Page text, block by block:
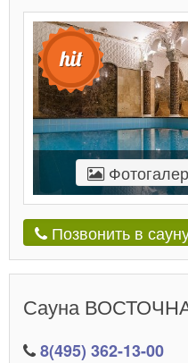
Позвонить в
Сауна
8(495) 362-13-00